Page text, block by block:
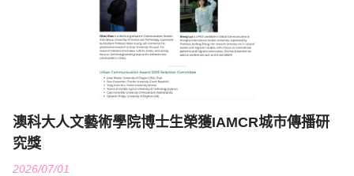
澳科大人文藝術學院博士生榮獲IAMCR城市傳播研
究獎
2026/07/01